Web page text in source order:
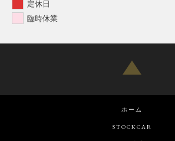
定休日
臨時休業
ホーム
STOCKCAR